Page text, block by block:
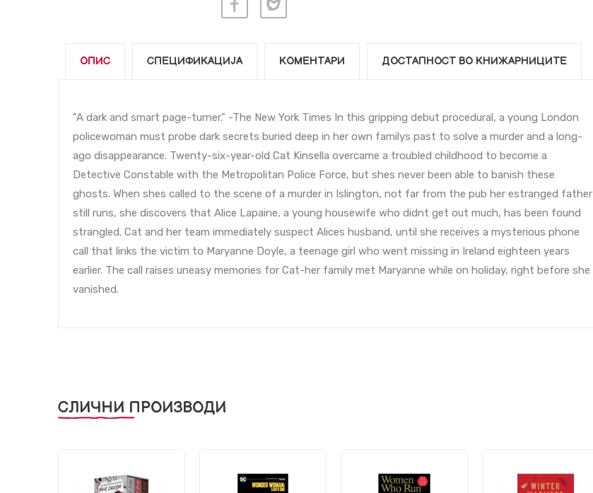
ОПИС СПЕЦИФИКАЦИЈА КОМЕНТАРИ ДОСТАПНОСТ ВО КНИЖАРНИЦИТЕ
"A dark and smart page-turner." -The New York Times In this gripping debut procedural, a young London
policewoman must probe dark secrets buried deep in her own familys past to solve a murder and a long-
ago disappearance. Twenty-six-year-old Cat Kinsella overcame a troubled childhood to become a
Detective Constable with the Metropolitan Police Force, but shes never been able to banish these
ghosts. When shes called to the scene of a murder in Islington, not far from the pub her estranged father
still runs, she discovers that Alice Lapaine, a young housewife who didnt get out much, has been found
strangled. Cat and her team immediately suspect Alices husband, until she receives a mysterious phone
call that links the victim to Maryanne Doyle, a teenage girl who went missing in Ireland eighteen years
earlier. The call raises uneasy memories for Cat-her family met Maryanne while on holiday, right before she
vanished.
СЛИЧНИ ПРОИЗВОДИ